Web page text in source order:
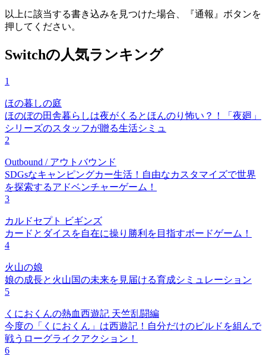
以上に該当する書き込みを見つけた場合、
『通報』ボタンを
押してください。
Switchの人気ランキング
1
ほの暮しの庭
ほのぼの田舎暮らしは夜がくるとほんのり怖い？！「夜廻」
シリーズのスタッフが贈る生活シミュ
2
Outbound / アウトバウンド
SDGsなキャンピングカー生活！自由なカスタマイズで世界
を探索するアドベンチャーゲーム！
3
カルドセプト ビギンズ
カードとダイスを自在に操り勝利を目指すボードゲーム！
4
火山の娘
娘の成長と火山国の未来を見届ける育成シミュレーション
5
くにおくんの熱血西遊記 天竺乱闘編
今度の「くにおくん」は西遊記！自分だけのビルドを組んで
戦うローグライクアクション！
6